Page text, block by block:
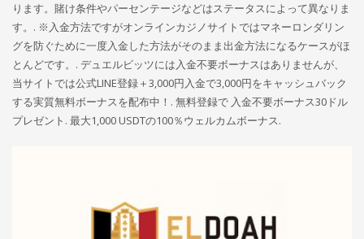
ります。賭け条件やパーセンテージなどはステータスによって異なりま
す。. ※入金方法ですがオンラインカジノサイトではマネーロンダリン
グを防ぐために一度入金した方法がそのまま出金方法になるケースがほ
とんどです。. デュエルビッツには入金不要ボーナスはありませんが、
当サイトでは公式LINE登録＋3,000円入金で3,000円をキャッシュバック
する実質無料ボーナスを配布中！. 無料登録で 入金不要ボーナス30ドル
プレゼント. 最大1,000 USDTの100％ウェルカムボーナス.